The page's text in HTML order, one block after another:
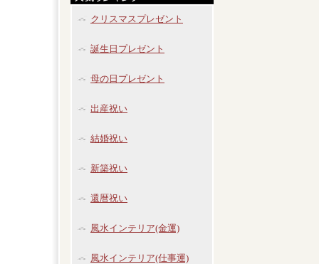
クリスマスプレゼント
誕生日プレゼント
母の日プレゼント
出産祝い
結婚祝い
新築祝い
還暦祝い
風水インテリア(金運)
風水インテリア(仕事運)